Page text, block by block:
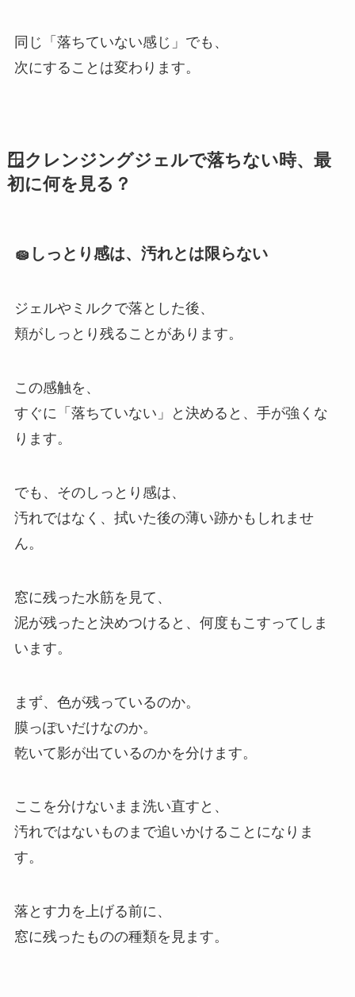
同じ「落ちていない感じ」でも、
次にすることは変わります。
🪟クレンジングジェルで落ちない時、最
初に何を見る？
🧽しっとり感は、汚れとは限らない
ジェルやミルクで落とした後、
頬がしっとり残ることがあります。
この感触を、
すぐに「落ちていない」と決めると、手が強くな
ります。
でも、そのしっとり感は、
汚れではなく、拭いた後の薄い跡かもしれませ
ん。
窓に残った水筋を見て、
泥が残ったと決めつけると、何度もこすってしま
います。
まず、色が残っているのか。
膜っぽいだけなのか。
乾いて影が出ているのかを分けます。
ここを分けないまま洗い直すと、
汚れではないものまで追いかけることになりま
す。
落とす力を上げる前に、
窓に残ったものの種類を見ます。